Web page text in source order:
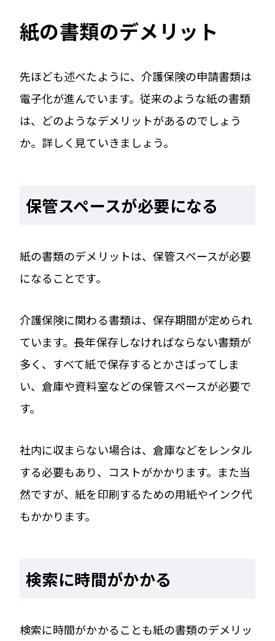
紙の書類のデメリット
先ほども述べたように、介護保険の申請書類は
電子化が進んでいます。従来のような紙の書類
は、どのようなデメリットがあるのでしょう
か。詳しく見ていきましょう。
保管スペースが必要になる
紙の書類のデメリットは、保管スペースが必要
になることです。
介護保険に関わる書類は、保存期間が定められ
ています。長年保存しなければならない書類が
多く、すべて紙で保存するとかさばってしま
い、倉庫や資料室などの保管スペースが必要で
す。
社内に収まらない場合は、倉庫などをレンタル
する必要もあり、コストがかかります。また当
然ですが、紙を印刷するための用紙やインク代
もかかります。
検索に時間がかかる
検索に時間がかかることも紙の書類のデメリッ